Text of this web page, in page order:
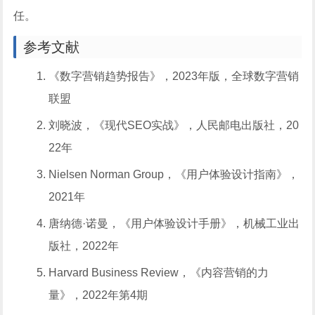
任。
参考文献
《数字营销趋势报告》，2023年版，全球数字营销
联盟
刘晓波，《现代SEO实战》，人民邮电出版社，20
22年
Nielsen Norman Group，《用户体验设计指南》，
2021年
唐纳德·诺曼，《用户体验设计手册》，机械工业出
版社，2022年
Harvard Business Review，《内容营销的力
量》，2022年第4期